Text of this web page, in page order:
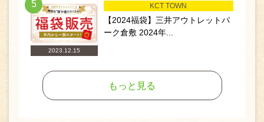
5
2023.12.15
KCT TOWN
【2024福袋】三井アウトレットパ
ーク倉敷 2024年...
もっと見る